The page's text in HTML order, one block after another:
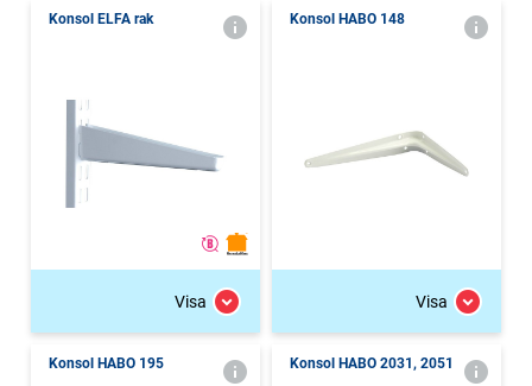
Konsol ELFA rak
Visa
Konsol HABO 148
Visa
Konsol HABO 195 Konsol HABO 2031, 2051